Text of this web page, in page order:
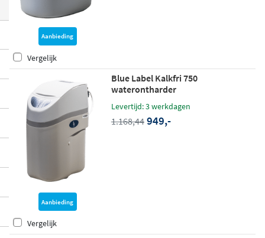
Aanbieding
Vergelijk
Aanbieding
Blue Label Kalkfri 750
waterontharder
Levertijd: 3 werkdagen
1.168,44 949,-
Vergelijk